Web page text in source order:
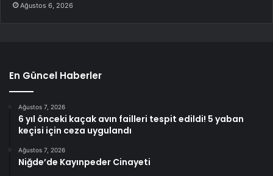
Ağustos 6, 2026
En Güncel Haberler
Ağustos 7, 2026
6 yıl önceki kaçak avın failleri tespit edildi! 5 yaban
keçisi için ceza uygulandı
Ağustos 7, 2026
Niğde’de Kayınpeder Cinayeti